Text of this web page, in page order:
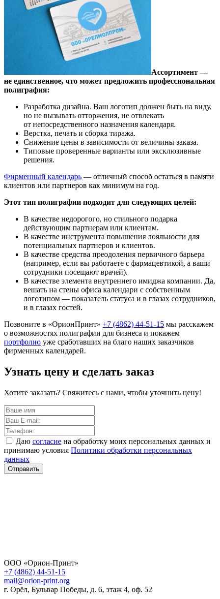
Ассортимент —
не единственное, что может предложить профессиональная
полиграфия:
Разработка дизайна. Ваш логотип должен быть на виду,
но не вызывать отторжения, не отвлекать
от непосредственного назначения календаря.
Верстка, печать и сборка тиража.
Снижение цены в зависимости от величины заказа.
Типовые проверенные варианты или эксклюзивные
решения.
Фирменный календарь — отличный способ остаться в памяти
клиентов или партнеров как минимум на год.
Этот тип полиграфии подходит для следующих целей:
В качестве недорогого, но стильного подарка
действующим партнерам или клиентам.
В качестве инструмента повышения лояльности для
потенциальных партнеров и клиентов.
В качестве средства преодоления первичного барьера
(например, если вы работаете с фармацевтикой, а ваши
сотрудники посещают врачей).
В качестве элемента внутреннего имиджа компании. Да,
вешать на стены офиса календари с собственным
логотипом — показатель статуса и в глазах сотрудников,
и в глазах гостей.
Позвоните в «ОрионПринт» +7 (4862) 44-51-15 мы расскажем
о возможностях полиграфии для бизнеса и покажем
портфолио уже сработавших на благо наших заказчиков
фирменных календарей.
Узнать цену и сделать заказ
Хотите заказать? Свяжитесь с нами, чтобы уточнить цену!
Даю согласие на обработку моих персональных данных и
принимаю условия Политики обработки персональных
данных
Отправить
ООО «Орион-Принт»
+7 (4862) 44-51-15
mail@orion-print.org
г. Орёл, Бульвар Победы, д. 6, этаж 4, оф. 52